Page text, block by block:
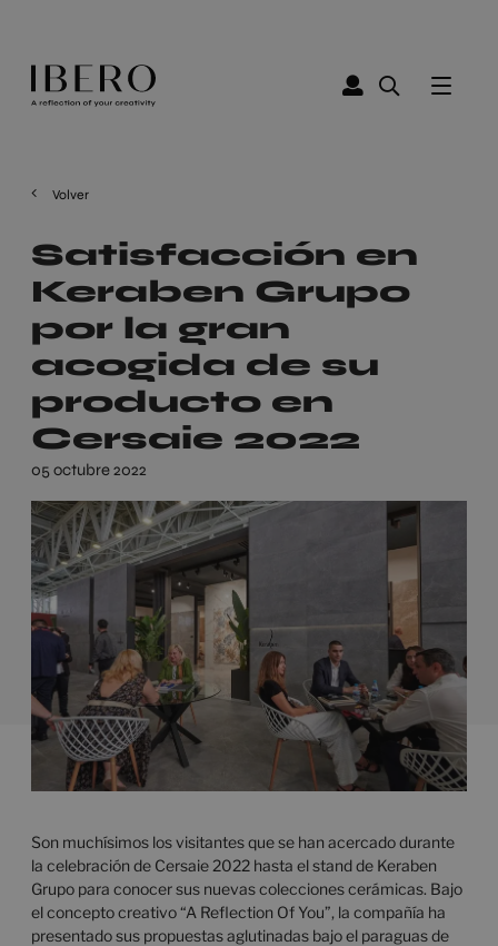
Volver
Satisfacción en
Keraben Grupo
por la gran
acogida de su
producto en
Cersaie 2022
05 octubre 2022
Son muchísimos los visitantes que se han acercado durante
la celebración de Cersaie 2022 hasta el stand de Keraben
Grupo para conocer sus nuevas colecciones cerámicas. Bajo
el concepto creativo “A Reflection Of You”, la compañía ha
presentado sus propuestas aglutinadas bajo el paraguas de